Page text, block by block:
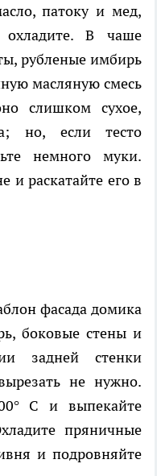
патоку и мед,
В чаше
рубленые имбирь
масляную смесь
слишком сухое,
но, если тесто
немного муки.
и раскатайте его в
фасада домика
боковые стены и
задней стенки
не нужно.
С и выпекайте
пряничные
и подровняйте